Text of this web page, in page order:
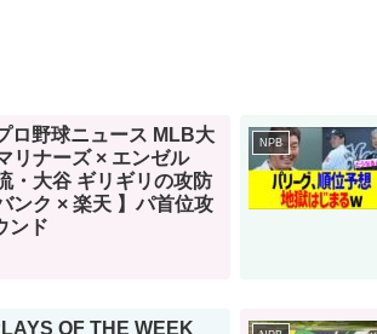
ロ野球ニュース MLB大
リナーズ × エンゼル
・大谷 ギリギリの攻防
ンク × 楽天 】パ首位攻
ンド
NPB
OF THE WEEK